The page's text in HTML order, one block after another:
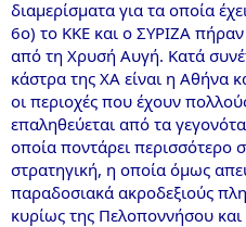
διαμερίσματα για τα οποία
6ο) το ΚΚΕ και ο ΣΥΡΙΖΑ
από τη Χρυσή Αυγή. Κατά
κάστρα της ΧΑ είναι η Αθήνα
οι περιοχές που έχουν
επαληθεύεται από τα
οποία ποντάρει περισσότερο
στρατηγική, η οποία όμως
παραδοσιακά ακροδεξιούς
κυρίως της Πελοποννήσου και